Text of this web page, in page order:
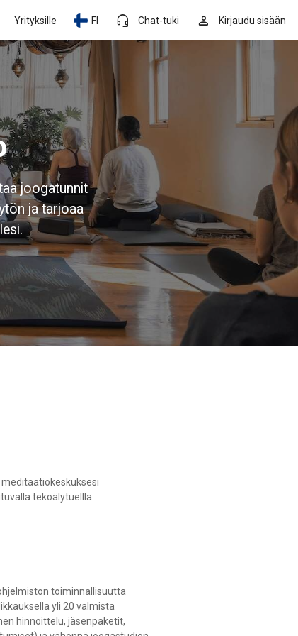
person Kirjaudu sisään
headset_mic Chat-tuki
FI
Yrityksille
joogatunnit
ja tarjoaa
tekoälytuellla.
toiminnallisuutta
yli 20 valmista
hinnoittelu, jäsenpaketit,